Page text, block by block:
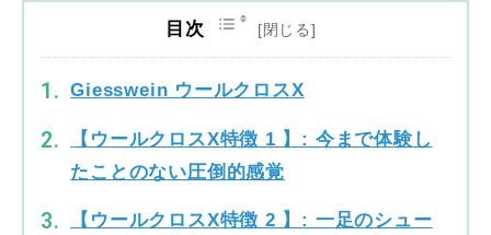
目次
Giesswein ウールクロスX
【ウールクロスX特徴 1 】: 今まで体験し
たことのない圧倒的感覚
【ウールクロスX特徴 2 】: ⼀⾜のシュー